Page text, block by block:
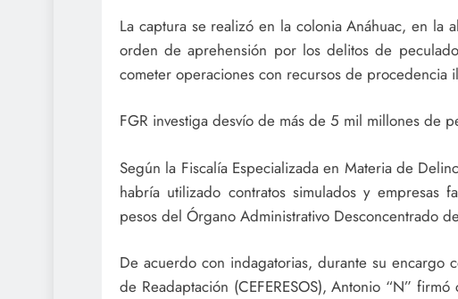
La captura se realizó en la colonia Anáhuac, en
orden de aprehensión por los delitos de
cometer operaciones con recursos de procedencia
FGR investiga desvío de más de 5 mil millones de
Según la Fiscalía Especializada en Materia de
habría utilizado contratos simulados y
pesos del Órgano Administrativo Desconcentrado
De acuerdo con indagatorias, durante su encargo
de Readaptación (CEFERESOS), Antonio “N”